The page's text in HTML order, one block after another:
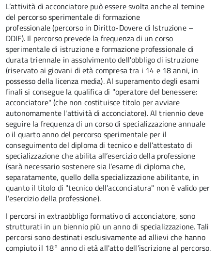
L’attività di acconciatore può essere svolta anche al temine
del percorso sperimentale di formazione
professionale (percorso in Diritto-Dovere di Istruzione –
DDIF). Il percorso prevede la frequenza di un corso
sperimentale di istruzione e formazione professionale di
durata triennale in assolvimento dell'obbligo di istruzione
(riservato ai giovani di età compresa tra i 14 e 18 anni, in
possesso della licenza media). Al superamento degli esami
finali si consegue la qualifica di "operatore del benessere:
acconciatore" (che non costituisce titolo per avviare
autonomamente l'attività di acconciatore). Al triennio deve
seguire la frequenza di un corso di specializzazione annuale
o il quarto anno del percorso sperimentale per il
conseguimento del diploma di tecnico e dell’attestato di
specializzazione che abilita all’esercizio della professione
(sarà necessario sostenere sia l’esame di diploma che,
separatamente, quello della specializzazione abilitante, in
quanto il titolo di "tecnico dell’acconciatura" non è valido per
l’esercizio della professione).
I percorsi in extraobbligo formativo di acconciatore, sono
strutturati in un biennio più un anno di specializzazione. Tali
percorsi sono destinati esclusivamente ad allievi che hanno
compiuto il 18° anno di età all'atto dell’iscrizione al percorso.